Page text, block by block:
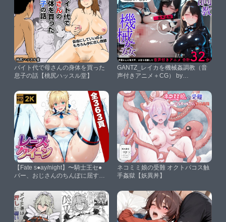
バイト代で母さんの身体を買った
息子の話【桃尻ハッスル堂】
GANTZ_レイカを機械姦調教（音
声付きアニメ＋CG） by
【Fate s●ay/night】〜騎士王セ●
バー、おじさんのちんぽに屈す〜
ネコミミ娘の受難 オクトパコス触
手姦獄【妖異丼】